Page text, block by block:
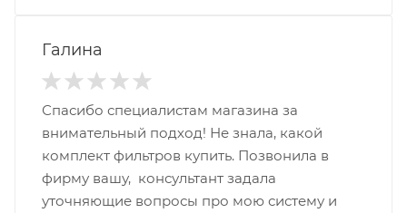
Галина
Спасибо специалистам магазина за
внимательный подход! Не знала, какой
комплект фильтров купить. Позвонила в
фирму вашу, консультант задала
уточняющие вопросы про мою систему и